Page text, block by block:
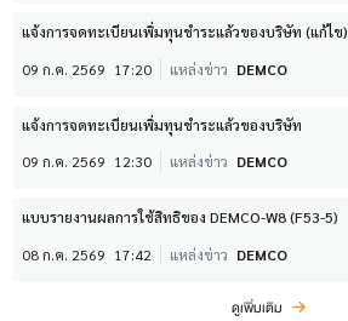
แจ้งการจดทะเบียนเพิ่มทุนชำระแล้วของบริษัท (แก้ไข)
09 ก.ค. 2569 17:20 แหล่งข่าว DEMCO
แจ้งการจดทะเบียนเพิ่มทุนชำระแล้วของบริษัท
09 ก.ค. 2569 12:30 แหล่งข่าว DEMCO
แบบรายงานผลการใช้สิทธิของ DEMCO-W8 (F53-5)
08 ก.ค. 2569 17:42 แหล่งข่าว DEMCO
ดูเพิ่มเติม